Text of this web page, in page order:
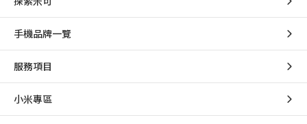
手機品牌一覽
服務項目
小米專區